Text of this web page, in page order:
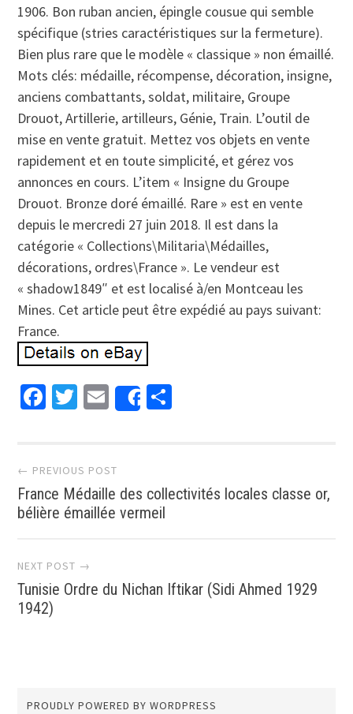
1906. Bon ruban ancien, épingle cousue qui semble
spécifique (stries caractéristiques sur la fermeture).
Bien plus rare que le modèle « classique » non émaillé.
Mots clés: médaille, récompense, décoration, insigne,
anciens combattants, soldat, militaire, Groupe
Drouot, Artillerie, artilleurs, Génie, Train. L’outil de
mise en vente gratuit. Mettez vos objets en vente
rapidement et en toute simplicité, et gérez vos
annonces en cours. L’item « Insigne du Groupe
Drouot. Bronze doré émaillé. Rare » est en vente
depuis le mercredi 27 juin 2018. Il est dans la
catégorie « Collections\Militaria\Médailles,
décorations, ordres\France ». Le vendeur est
« shadow1849″ et est localisé à/en Montceau les
Mines. Cet article peut être expédié au pays suivant:
France.
Facebook
Twitter
EmailShare
Post navigation
← PREVIOUS POST
France Médaille des collectivités locales classe or,
bélière émaillée vermeil
NEXT POST →
Tunisie Ordre du Nichan Iftikar (Sidi Ahmed 1929
1942)
PROUDLY POWERED BY WORDPRESS